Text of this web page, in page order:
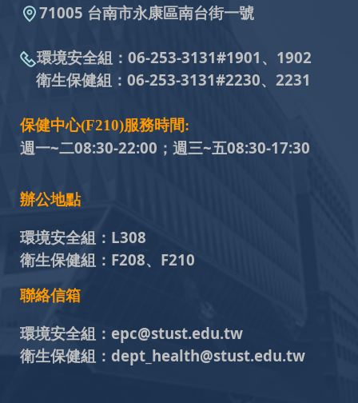
71005 台南市永康區南台街一號
環境安全組： 06-253-3131#1901、1902
衛生保健組： 06-253-3131#2230、2231
保健中心(F210)服務時間:
週一~二08:30-22:00；週三~五08:30-17:30
辦公地點
環境安全組： L308
衛生保健組： F208、F210
聯絡信箱
環境安全組： epc@stust.edu.tw
衛生保健組： dept_health@stust.edu.tw